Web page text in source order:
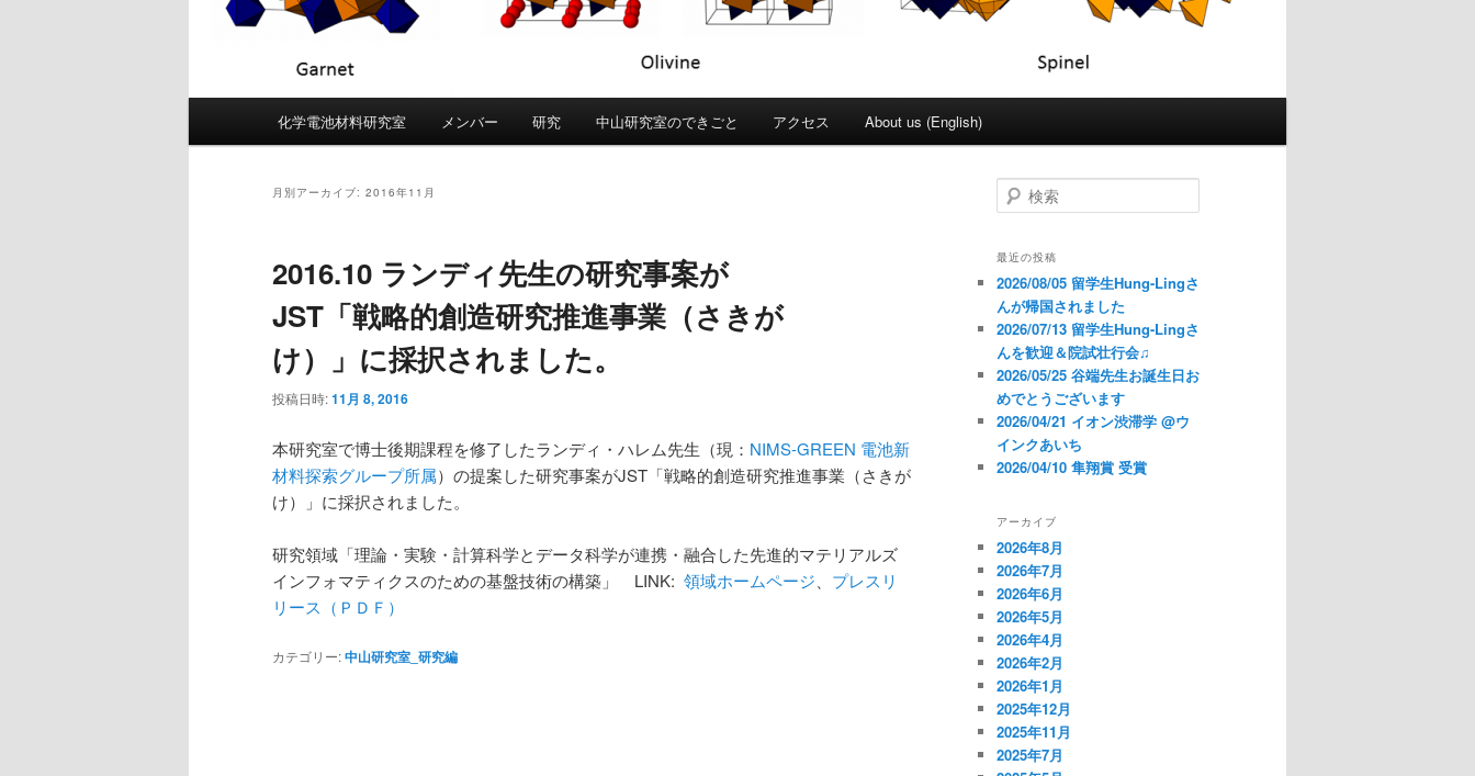
メ
コ
テ
ン
ツ
へ
移
動
サ
ン
ン
ツ
へ
移
動
化学電池材料研究室 メンバー 研究 中山研究室のできごと アクセス About us (English)
月別アーカイブ: 2016年11月
2016.10 ランディ先生の研究事案が
JST「戦略的創造研究推進事業（さきが
け）」に採択されました。
投稿日時:11月 8, 2016
本研究室で博士後期課程を修了したランディ・ハレム先生（現： NIMS-GREEN 電池新
材料探索グループ所属）の提案した研究事案がJST「戦略的創造研究推進事業（さきが
け）」に採択されました。
研究領域「理論・実験・計算科学とデータ科学が連携・融合した先進的マテリアルズ
インフォマティクスのための基盤技術の構築」 LINK: 領域ホームページ
プレスリ
リース（ＰＤＦ）
カテゴリー:中山研究室_研究編
検
索
最近の投稿
2026/08/05 留学生Hung-Lingさ
んが帰国されました
2026/07/13 留学生Hung-Lingさ
んを歓迎＆院試壮行会♫
2026/05/25 谷端先生お誕生日お
めでとうございます
2026/04/21 イオン渋滞学 @ウ
インクあいち
2026/04/10 隼翔賞 受賞
アーカイブ
2026年8月
2026年7月
2026年6月
2026年5月
2026年4月
2026年2月
2026年1月
2025年12月
2025年11月
2025年7月